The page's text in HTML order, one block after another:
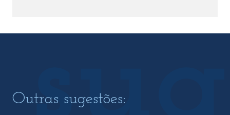
Outras sugestões: